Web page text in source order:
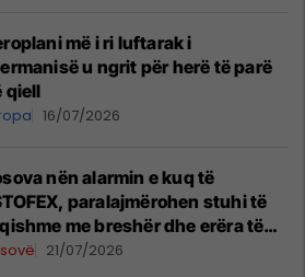
më i ri luftarak i
u ngrit për herë të parë
qiell
16/07/2026
nën alarmin e kuq të
paralajmërohen stuhi të
me breshër dhe erëra të
21/07/2026